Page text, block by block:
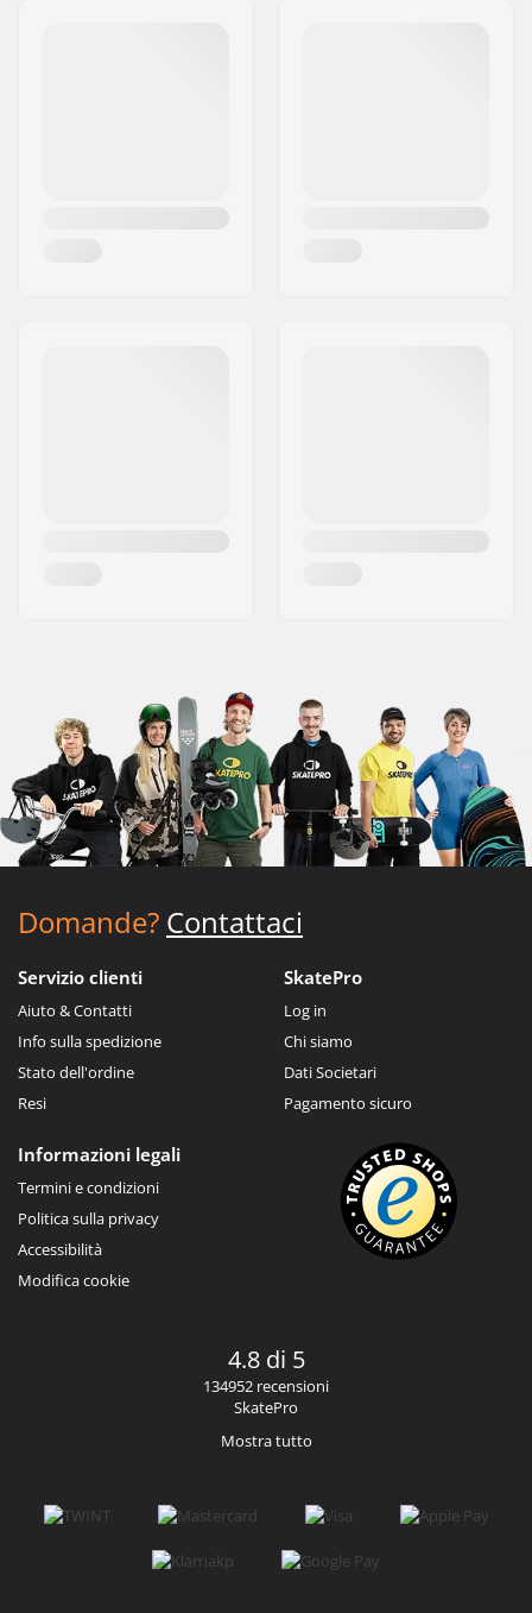
Domande? Contattaci
Servizio clienti
Aiuto & Contatti
Info sulla spedizione
Stato dell'ordine
Resi
SkatePro
Log in
Chi siamo
Dati Societari
Pagamento sicuro
Informazioni legali
Termini e condizioni
Politica sulla privacy
Accessibilità
Modifica cookie
4.8 di 5
134952 recensioni
SkatePro
Mostra tutto